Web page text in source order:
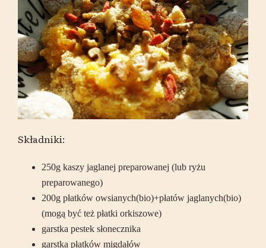
Składniki:
250g kaszy jaglanej preparowanej (lub ryżu
preparowanego)
200g płatków owsianych(bio)+płatów jaglanych(bio)
(mogą być też płatki orkiszowe)
garstka pestek słonecznika
garstka płatków migdałów